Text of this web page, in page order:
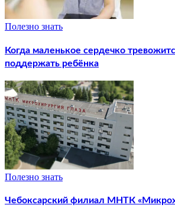
Полезно знать
Когда маленькое сердечко
поддержать ребёнка
Полезно знать
Чебоксарский филиал МНТК